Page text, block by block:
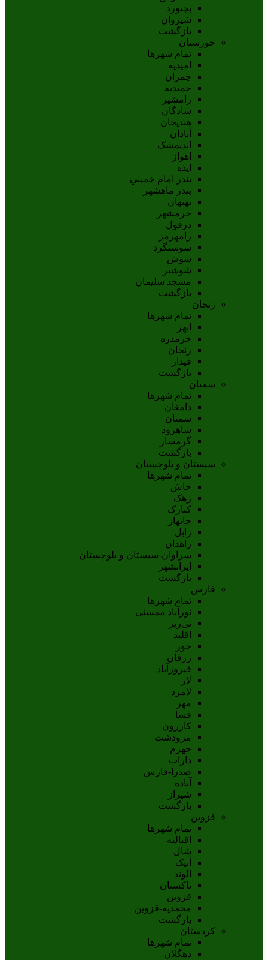
بجنورد
شيروان
بازگشت
خوزستان
تمام شهر‌ها
امیدیه
چمران
حمیدیه
رامشیر
شادگان
هندیجان
آبادان
انديمشک
اهواز
ايذه
بندر امام خميني
بندر ماهشهر
بهبهان
خرمشهر
دزفول
رامهرمز
سوسنگرد
شوش
شوشتر
مسجد سليمان
بازگشت
زنجان
تمام شهر‌ها
ابهر
خرمدره
زنجان
قيدار
بازگشت
سمنان
تمام شهر‌ها
دامغان
سمنان
شاهرود
گرمسار
بازگشت
سیستان و بلوچستان
تمام شهر‌ها
خاش
زهک
کنارک
چابهار
زابل
زاهدان
سراوان-سيستان و بلوچستان
ايرانشهر
بازگشت
فارس
تمام شهر‌ها
نورآباد ممسنی
نی‌ریز
اقلید
خور
زرقان
فیروزآباد
لار
لامرد
مهر
فسا
کازرون
مرودشت
جهرم
داراب
صدرا-فارس
آباده
شيراز
بازگشت
قزوین
تمام شهر‌ها
اقبالیه
شال
آبيک
الوند
تاکستان
قزوين
محمديه-قزوين
بازگشت
کردستان
تمام شهر‌ها
دهگلان